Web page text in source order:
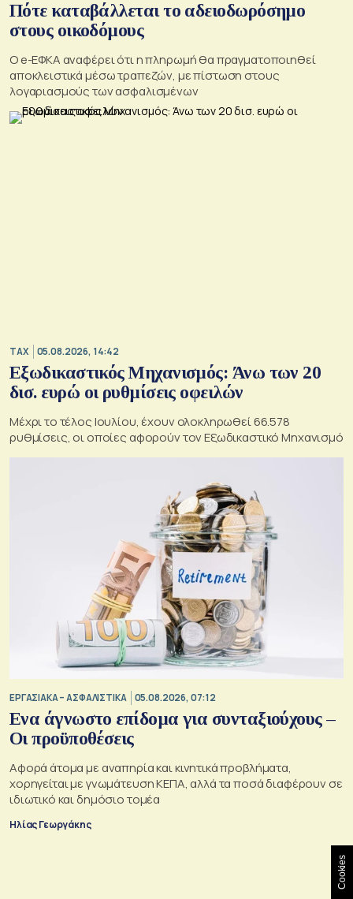
Πότε καταβάλλεται το αδειοδωρόσημο
στους οικοδόμους
O e-ΕΦΚΑ αναφέρει ότι η πληρωμή θα πραγματοποιηθεί
αποκλειστικά μέσω τραπεζών, με πίστωση στους
λογαριασμούς των ασφαλισμένων
TAX 05.08.2026, 14:42
Εξωδικαστικός Μηχανισμός: Άνω των 20
δισ. ευρώ οι ρυθμίσεις οφειλών
Μέχρι το τέλος Ιουλίου, έχουν ολοκληρωθεί 66.578
ρυθμίσεις, οι οποίες αφορούν τον Εξωδικαστικό Μηχανισμό
ΕΡΓΑΣΙΑΚΑ – ΑΣΦΑΛΙΣΤΙΚΑ 05.08.2026, 07:12
Ενα άγνωστο επίδομα για συνταξιούχους –
Οι προϋποθέσεις
Αφορά άτομα με αναπηρία και κινητικά προβλήματα,
χορηγείται με γνωμάτευση ΚΕΠΑ, αλλά τα ποσά διαφέρουν σε
ιδιωτικό και δημόσιο τομέα
Ηλίας Γεωργάκης
Cookies